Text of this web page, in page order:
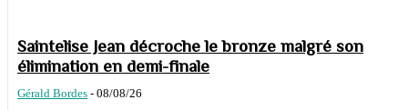
Saintelise Jean décroche le bronze malgré son
élimination en demi-finale
Gérald Bordes - 08/08/26